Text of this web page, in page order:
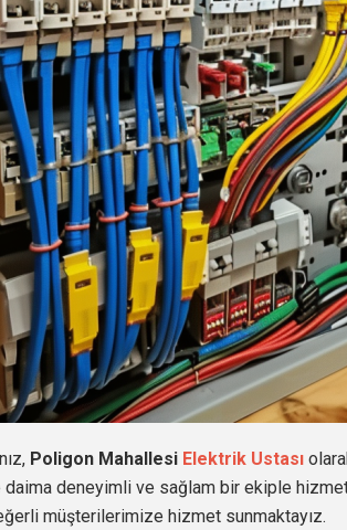
Poligon Mahallesi Elektrik Ustası
daima deneyimli ve sağlam bir ekiple
müşterilerimize hizmet sunmaktayız.